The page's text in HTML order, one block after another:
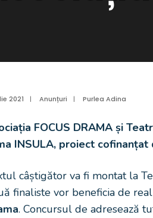
2021 | Anunțuri | Purlea Adina
FOCUS DRAMA și
INSULA, proiect cofinanțat
câștigător va fi montat la
finaliste vor beneficia de
. Concursul de adresează